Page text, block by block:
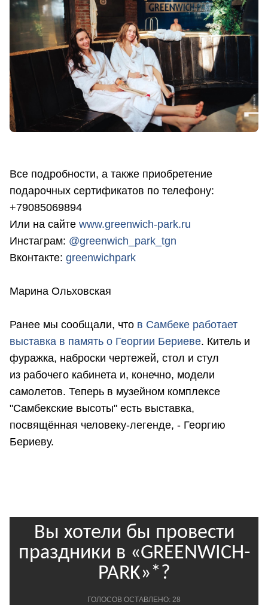
Все подробности, а также приобретение
подарочных сертификатов по телефону:
+79085069894
Или на сайте www.greenwich-park.ru
Инстаграм: @greenwich_park_tgn
Вконтакте: greenwichpark
Марина Ольховская
Ранее мы сообщали, что в Самбеке работает
выставка в память о Георгии Бериеве. Китель и
фуражка, наброски чертежей, стол и стул
из рабочего кабинета и, конечно, модели
самолетов. Теперь в музейном комплексе
"Самбекские высоты" есть выставка,
посвящённая человеку-легенде, - Георгию
Бериеву.